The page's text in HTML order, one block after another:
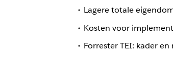
Lagere totale
Kosten voor
Forrester TEI: kader